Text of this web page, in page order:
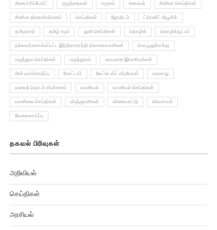
சினிமா திரைவிமர்சனம் செய்திகள் ஜோதிடம் ட்ரெண்ட் மியூசிக்
தமிழநாடு தமிழ் ஈழம் துளி செய்திகள் தொழில் தொழில்நுட்பம்
நல்லவர்களாக்கப்பட்ட இந்திராகாந்தி கொலையாளிகள் பொழுதுபோக்கு
மருத்துவ செய்திகள் மருத்துவம் மாயமான இரகசியங்கள்
மின் வாக்கெடுப்பு மோட்டார் லேட்டெஸ்ட் வீடியோஸ் வரலாறு
வலைத் தொடர் விமர்சனம் வானியல் வானியல் செய்திகள்
வானிலை செய்திகள் விஞ்ஞானிகள் விளையாட்டு விவசாயம்
வேலைவாய்ப்பு
செய்திகள்
அரசியல்